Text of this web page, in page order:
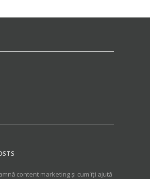
content marketing și cum îți ajută